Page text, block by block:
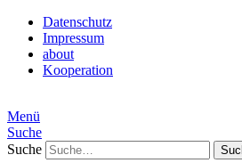
Datenschutz
Impressum
about
Kooperation
Menü
Suche
Suche